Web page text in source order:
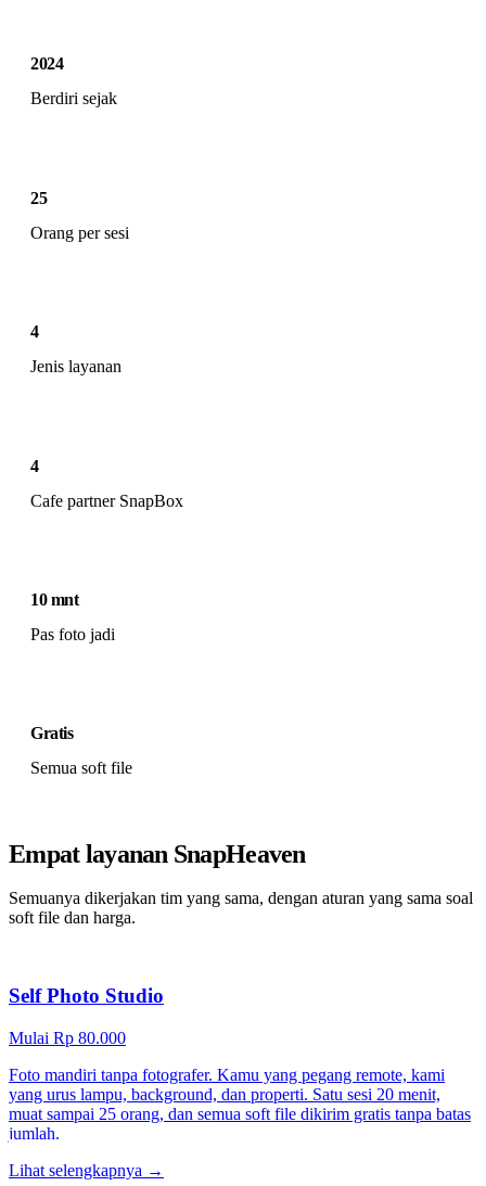
2024
Berdiri sejak
25
Orang per sesi
4
Jenis layanan
4
Cafe partner SnapBox
10 mnt
Pas foto jadi
Gratis
Semua soft file
Empat layanan SnapHeaven
Semuanya dikerjakan tim yang sama, dengan aturan yang sama soal
soft file dan harga.
Self Photo Studio
Mulai Rp 80.000
Foto mandiri tanpa fotografer. Kamu yang pegang remote, kami
yang urus lampu, background, dan properti. Satu sesi 20 menit,
muat sampai 25 orang, dan semua soft file dikirim gratis tanpa batas
jumlah.
Lihat selengkapnya →